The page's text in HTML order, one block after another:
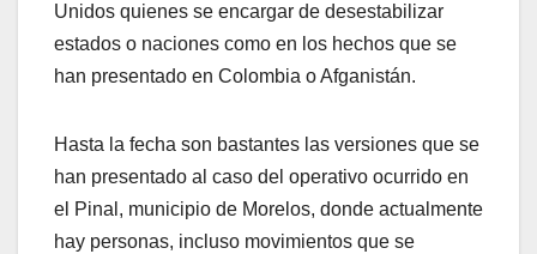
Unidos quienes se encargar de desestabilizar
estados o naciones como en los hechos que se
han presentado en Colombia o Afganistán.
Hasta la fecha son bastantes las versiones que se
han presentado al caso del operativo ocurrido en
el Pinal, municipio de Morelos, donde actualmente
hay personas, incluso movimientos que se